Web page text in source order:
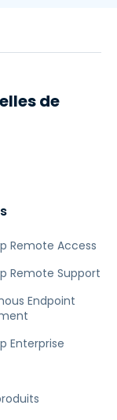
Remote Access
Remote Support
Endpoint
Enterprise
de